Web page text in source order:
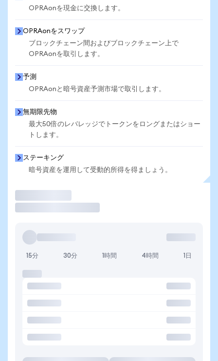
OPRAonを現金に交換します。
OPRAonをスワップ
ブロックチェーン間およびブロックチェーン上で
OPRAonを取引します。
予測
OPRAonと暗号資産予測市場で取引します。
無期限先物
最大50倍のレバレッジでトークンをロングまたはショー
トします。
ステーキング
暗号資産を運用して受動的所得を得ましょう。
15分 30分 1時間 4時間 1日